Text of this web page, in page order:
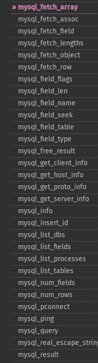
mysql_​fetch_​array
mysql_​fetch_​assoc
mysql_​fetch_​field
mysql_​fetch_​lengths
mysql_​fetch_​object
mysql_​fetch_​row
mysql_​field_​flags
mysql_​field_​len
mysql_​field_​name
mysql_​field_​seek
mysql_​field_​table
mysql_​field_​type
mysql_​free_​result
mysql_​get_​client_​info
mysql_​get_​host_​info
mysql_​get_​proto_​info
mysql_​get_​server_​info
mysql_​info
mysql_​insert_​id
mysql_​list_​dbs
mysql_​list_​fields
mysql_​list_​processes
mysql_​list_​tables
mysql_​num_​fields
mysql_​num_​rows
mysql_​pconnect
mysql_​ping
mysql_​query
mysql_​result